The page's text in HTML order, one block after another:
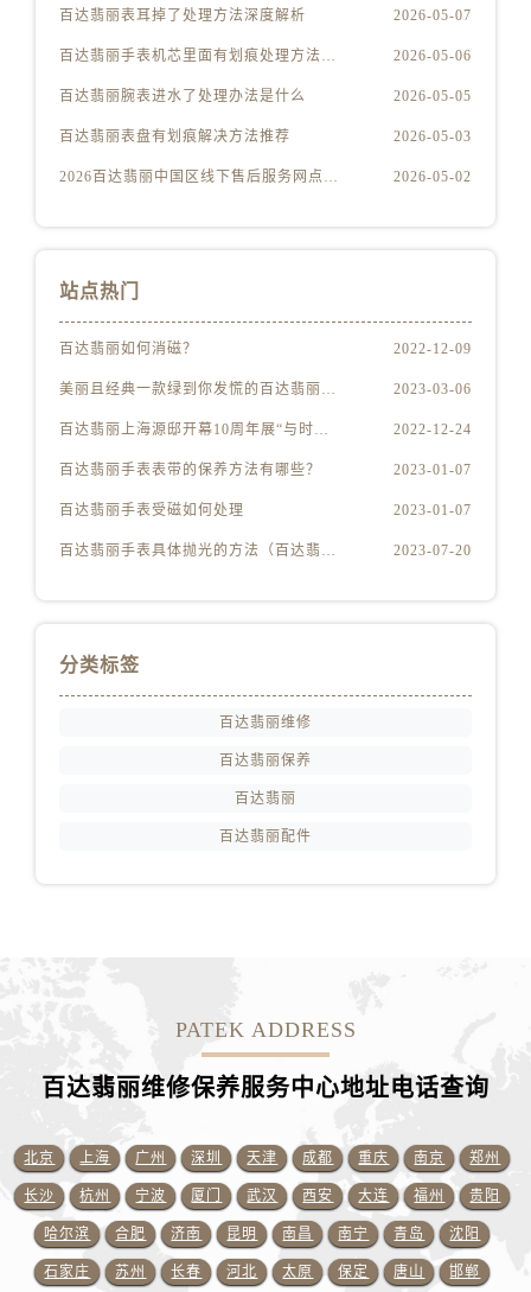
江西省南昌市红谷滩新区红谷中大道998号绿地双子塔（中央广场）A1座办公楼14层1407室百达翡丽售后服务中心（需提前预约）
山东省济南市历下区经十路11111号华润中心写字楼（万象城）15层1508室百达翡丽售后服务中心（需提前预约）
山东省莱芜市文化南路8号银座商城名表维修一楼名表维修百达翡丽售后服务中心（需提前预约）
山东省泰安市泰山区财源街道泰山大街百达翡丽售后服务中心（需提前预约）
浙江省舟山市定海区解放东路百达翡丽售后服务中心（需提前预约）
澳门特别行政区风顺堂区南湾大马路百达翡丽售后服务中心（需提前预约）
澳门特别行政区花地玛堂区关闸广场百达翡丽售后服务中心（需提前预约）
澳门特别行政区花王堂区大三巴商圈百达翡丽售后服务中心（需提前预约）
澳门特别行政区嘉模堂区官也街百达翡丽售后服务中心（需提前预约）
百达翡丽表耳掉了处理方法深度解析 2026-05-07
百达翡丽手表机芯里面有划痕处理方法详解 2026-05-06
百达翡丽腕表进水了处理办法是什么 2026-05-05
百达翡丽表盘有划痕解决方法推荐 2026-05-03
2026百达翡丽中国区线下售后服务网点升级优化公告（最新电话及地址） 2026-05-02
站点热门
百达翡丽如何消磁？ 2022-12-09
美丽且经典一款绿到你发慌的百达翡丽腕表 2023-03-06
百达翡丽上海源邸开幕10周年展“与时间同源” 2022-12-24
百达翡丽手表表带的保养方法有哪些？ 2023-01-07
百达翡丽手表受磁如何处理 2023-01-07
百达翡丽手表具体抛光的方法（百达翡丽手表抛光的正确方法） 2023-07-20
分类标签
百达翡丽维修
百达翡丽保养
百达翡丽
百达翡丽配件
PATEK ADDRESS
百达翡丽维修保养服务中心地址电话查询
北京 上海 广州 深圳 天津 成都 重庆 南京 郑州
长沙 杭州 宁波 厦门 武汉 西安 大连 福州 贵阳
哈尔滨 合肥 济南 昆明 南昌 南宁 青岛 沈阳
石家庄 苏州 长春 河北 太原 保定 唐山 邯郸